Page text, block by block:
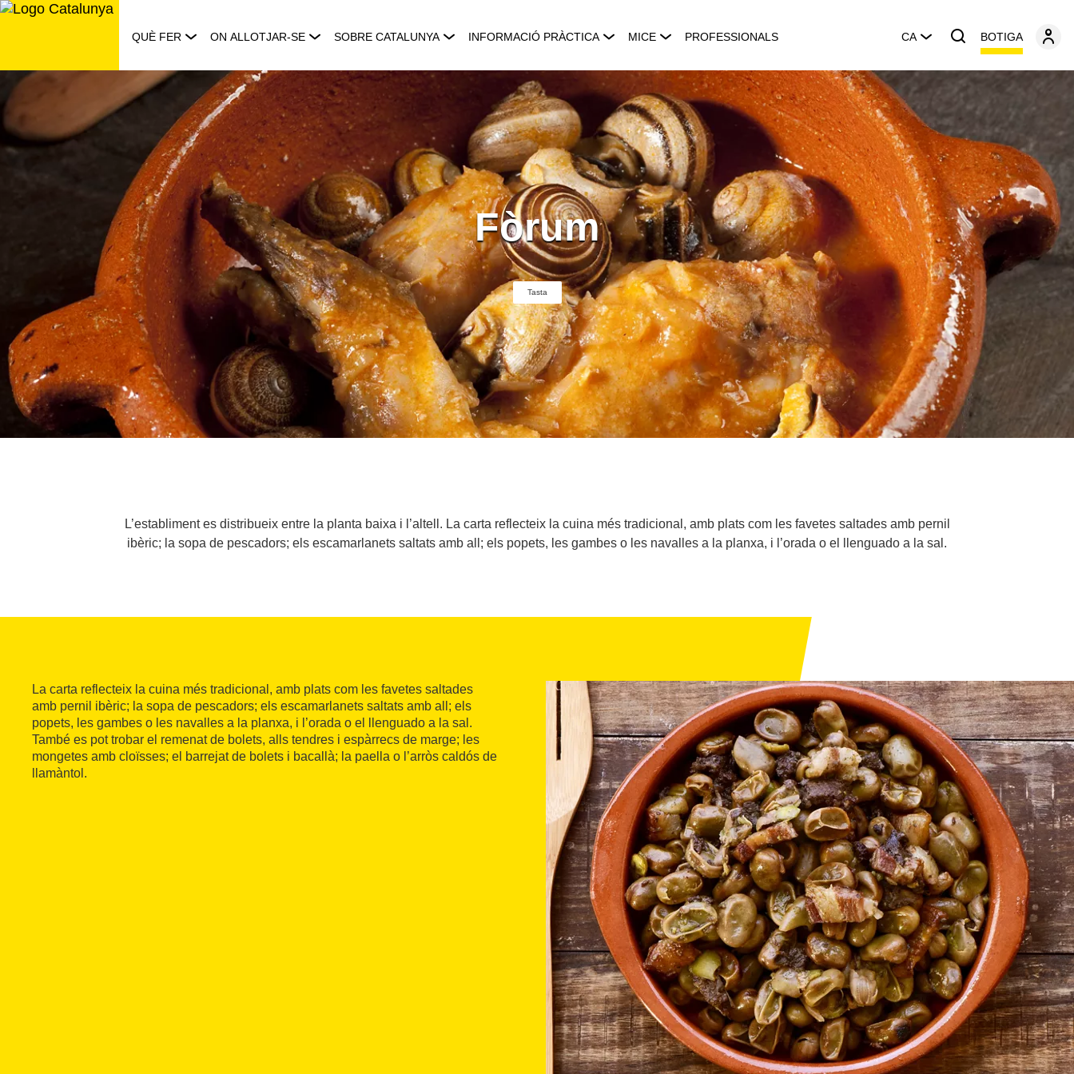
Saltar
QUÈ FER ON ALLOTJAR-SE SOBRE CATALUNYA INFORMACIÓ PRÀCTICA MICE PROFESSIONALS CA BOTIGA
Fòrum
Tasta
L’establiment es distribueix entre la planta baixa i l’altell. La carta reflecteix la cuina més tradicional, amb plats com les favetes saltades amb pernil
ibèric; la sopa de pescadors; els escamarlanets saltats amb all; els popets, les gambes o les navalles a la planxa, i l’orada o el llenguado a la sal.
La carta reflecteix la cuina més tradicional, amb plats com les favetes saltades
amb pernil ibèric; la sopa de pescadors; els escamarlanets saltats amb all; els
popets, les gambes o les navalles a la planxa, i l’orada o el llenguado a la sal.
També es pot trobar el remenat de bolets, alls tendres i espàrrecs de marge; les
mongetes amb cloïsses; el barrejat de bolets i bacallà; la paella o l’arròs caldós de
llamàntol.